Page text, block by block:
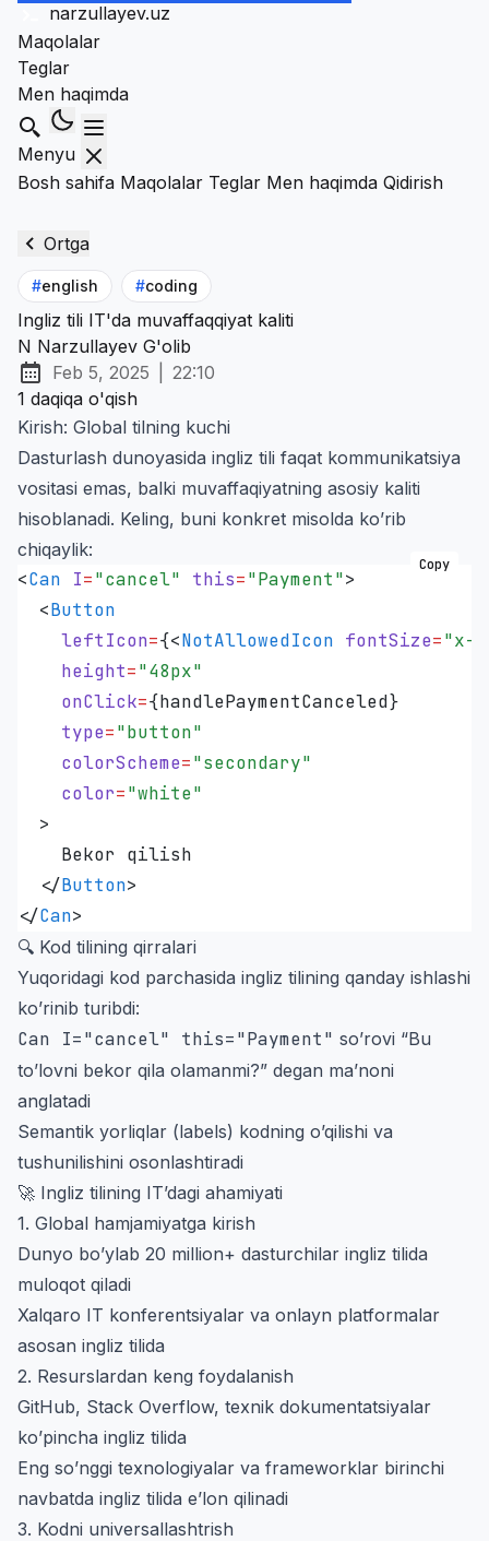
narzullayev.uz
Maqolalar
Teglar
Men haqimda
Qidirish
Menyu
Bosh sahifa Maqolalar Teglar Men haqimda Qidirish
Ortga
#english #coding
Ingliz tili IT'da muvaffaqqiyat kaliti
N Narzullayev G'olib
Chop etilgan:
Feb 5, 2025
at
22:10
1 daqiqa o'qish
Kirish: Global tilning kuchi
Dasturlash dunoyasida ingliz tili faqat kommunikatsiya
vositasi emas, balki muvaffaqiyatning asosiy kaliti
hisoblanadi. Keling, buni konkret misolda ko’rib
chiqaylik:
<Can I="cancel" this="Payment">
  <
Button
    leftIcon
={<NotAllowedIcon fontSize="x-
    height
="48px"
    onClick
={handlePaymentCanceled}
    type
="button"
    colorScheme
="secondary"
    color
="white"
  >
    Bekor qilish
  </
Button>
</Can>
Copy
🔍 Kod tilining qirralari
Yuqoridagi kod parchasida ingliz tilining qanday ishlashi
ko’rinib turibdi:
Can I="cancel" this="Payment" so’rovi “Bu
to’lovni bekor qila olamanmi?” degan ma’noni
anglatadi
Semantik yorliqlar (labels) kodning o’qilishi va
tushunilishini osonlashtiradi
🚀 Ingliz tilining IT’dagi ahamiyati
1. Global hamjamiyatga kirish
Dunyo bo’ylab 20 million+ dasturchilar ingliz tilida
muloqot qiladi
Xalqaro IT konferentsiyalar va onlayn platformalar
asosan ingliz tilida
2. Resurslardan keng foydalanish
GitHub, Stack Overflow, texnik dokumentatsiyalar
ko’pincha ingliz tilida
Eng so’nggi texnologiyalar va frameworklar birinchi
navbatda ingliz tilida e’lon qilinadi
3. Kodni universallashtrish